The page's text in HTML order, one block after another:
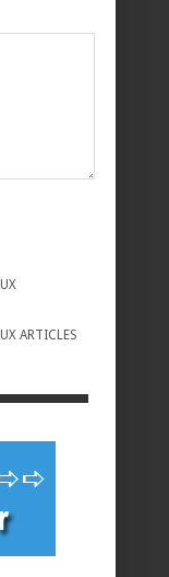
ARTICLES